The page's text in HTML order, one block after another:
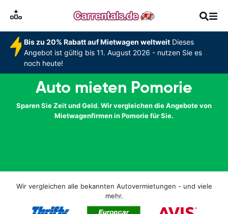
Bis zu 20% Rabatt auf Mietwagen weltweitDieses
Angebot ist gültig bis 11. August 2026 - nutzen Sie es
noch heute!
Auto mieten Pomorie
Sparen Sie Zeit und Geld. Wir vergleichen die Angebote von
Mietwagenfirmen in Pomorie für Sie.
Wir vergleichen alle bekannten Autovermietungen - und viele
mehr.